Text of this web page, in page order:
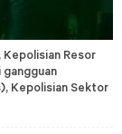
Resor
gangguan
Kepolisian Sektor